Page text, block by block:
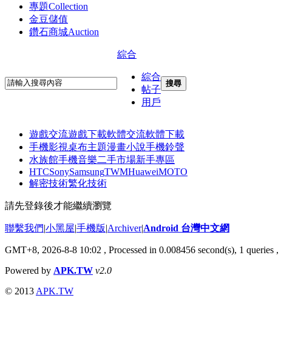
專題Collection
金豆儲值
鑽石商城Auction
綜合
綜合
帖子
用戶
搜尋
遊戲交流遊戲下載軟體交流軟體下載
手機影視桌布主題漫畫小說手機鈴聲
水族館手機音樂二手市場新手專區
HTCSonySamsungTWMHuaweiMOTO
解密技術繁化技術
請先登錄後才能繼續瀏覽
聯繫我們|小黑屋|手機版|Archiver|Android 台灣中文網
GMT+8, 2026-8-8 10:02 , Processed in 0.008456 second(s), 1 queries
Powered by APK.TW v2.0
© 2013 APK.TW